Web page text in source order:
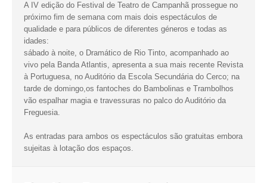
A IV edição do Festival de Teatro de Campanhã prossegue no
próximo fim de semana com mais dois espectáculos de
qualidade e para públicos de diferentes géneros e todas as
idades:
sábado à noite, o Dramático de Rio Tinto, acompanhado ao
vivo pela Banda Atlantis, apresenta a sua mais recente Revista
à Portuguesa, no Auditório da Escola Secundária do Cerco; na
tarde de domingo,os fantoches do Bambolinas e Trambolhos
vão espalhar magia e travessuras no palco do Auditório da
Freguesia.
As entradas para ambos os espectáculos são gratuitas embora
sujeitas à lotação dos espaços.